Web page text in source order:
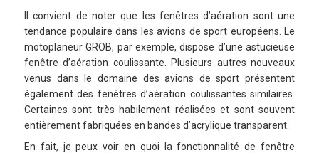
Il convient de noter que les fenêtres d’aération sont une
tendance populaire dans les avions de sport européens. Le
motoplaneur GROB, par exemple, dispose d’une astucieuse
fenêtre d’aération coulissante. Plusieurs autres nouveaux
venus dans le domaine des avions de sport présentent
également des fenêtres d’aération coulissantes similaires.
Certaines sont très habilement réalisées et sont souvent
entièrement fabriquées en bandes d’acrylique transparent.
En fait, je peux voir en quoi la fonctionnalité de fenêtre